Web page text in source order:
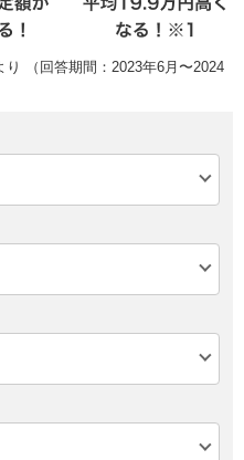
（回答期間：2023年6月〜2024